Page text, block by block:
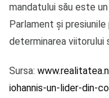
mandatului său este
Parlament și
determinarea viitorului
Sursa:
iohannis-un-lider-din-